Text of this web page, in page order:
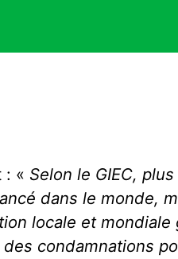
: « Selon le GIEC,
dans le monde,
locale et
condamnations